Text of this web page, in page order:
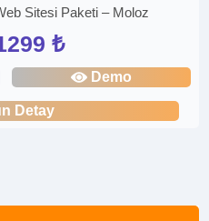
Sitesi Paketi – Moloz
₺
Demo
Detay